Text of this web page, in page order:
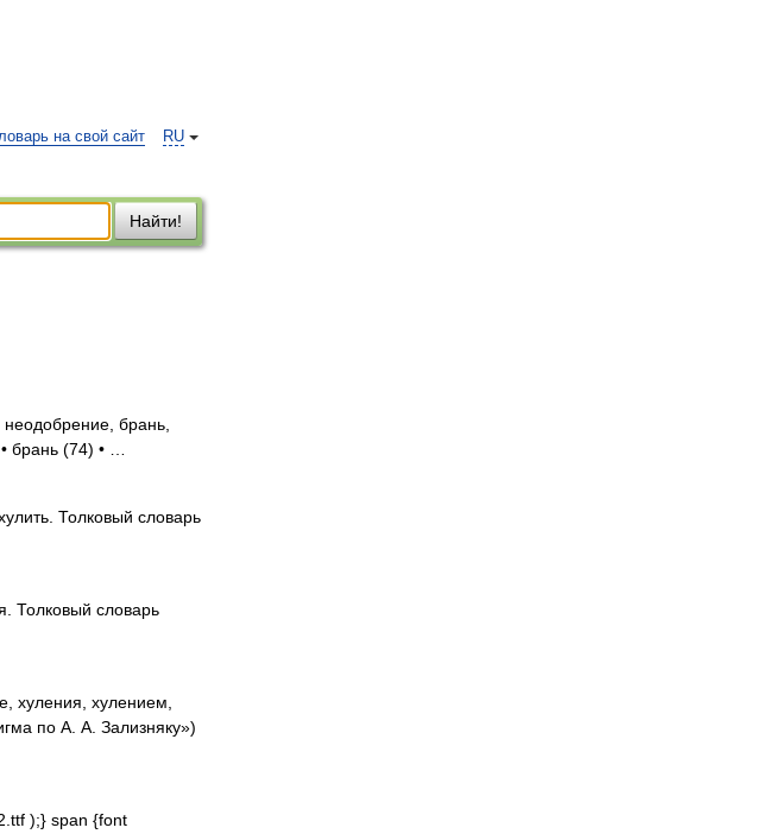
RU
на свой сайт
Найти!
брань,
брань (74) • …
Толковый словарь
Толковый словарь
хуления, хулением,
по А. А. Зализняку»)
);} span {font